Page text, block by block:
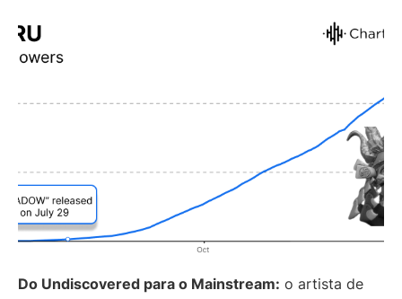
Do Undiscovered para o Mainstream: o artista de